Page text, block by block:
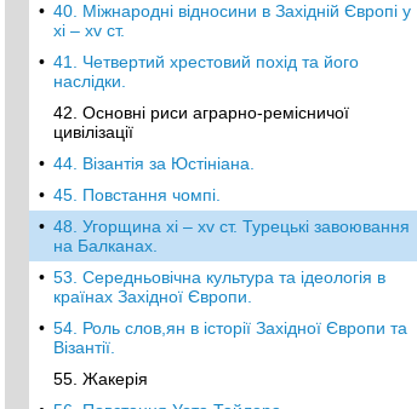
• 40. Міжнародні відносини в Західній Європі у
хі – хv ст.
• 41. Четвертий хрестовий похід та його
наслідки.
42. Основні риси аграрно-ремісничої
цивілізації
• 44. Візантія за Юстініана.
• 45. Повстання чомпі.
• 48. Угорщина хі – хv ст. Турецькі завоювання
на Балканах.
• 53. Середньовічна культура та ідеологія в
країнах Західної Європи.
• 54. Роль слов,ян в історії Західної Європи та
Візантії.
55. Жакерія